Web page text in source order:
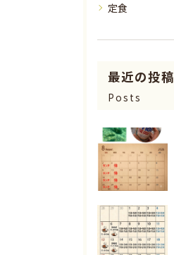
定食
最近の投稿
Posts